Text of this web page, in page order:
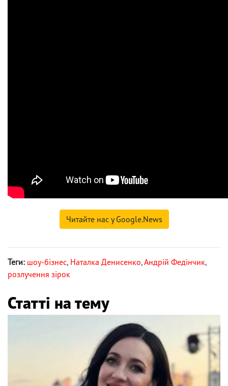
Читайте нас у Google.News
Теги: шоу-бізнес, Наталка Денисенко,Андрій Федінчик,
розлучення зірок
Статті на тему